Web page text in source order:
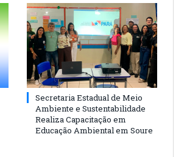
Secretaria Estadual de Meio
Ambiente e Sustentabilidade
Realiza Capacitação em
Educação Ambiental em Soure